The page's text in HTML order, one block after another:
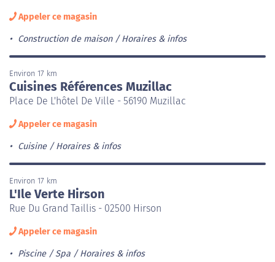
Appeler ce magasin
Construction de maison Horaires & infos
Environ 17 km
Cuisines Références Muzillac
Place De L'hôtel De Ville - 56190 Muzillac
Appeler ce magasin
Cuisine Horaires & infos
Environ 17 km
L'Ile Verte Hirson
Rue Du Grand Taillis - 02500 Hirson
Appeler ce magasin
Piscine / Spa Horaires & infos